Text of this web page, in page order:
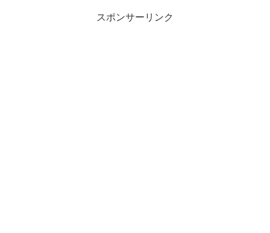
スポンサーリンク